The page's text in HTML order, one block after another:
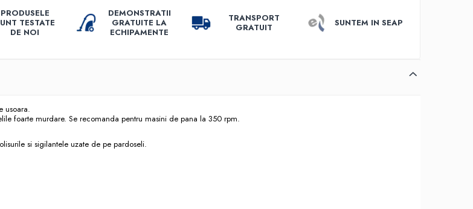
PRODUSELE
TESTATE
DE NOI
DEMONSTRATII
GRATUITE LA
ECHIPAMENTE
TRANSPORT
GRATUIT
SUNTEM IN SEAP
usoara.
foarte murdare. Se recomanda pentru masini de pana la 350 rpm.
si sigilantele uzate de pe pardoseli.